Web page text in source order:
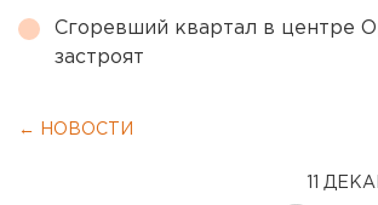
Сгоревший квартал в центре
застроят
← НОВОСТИ
11